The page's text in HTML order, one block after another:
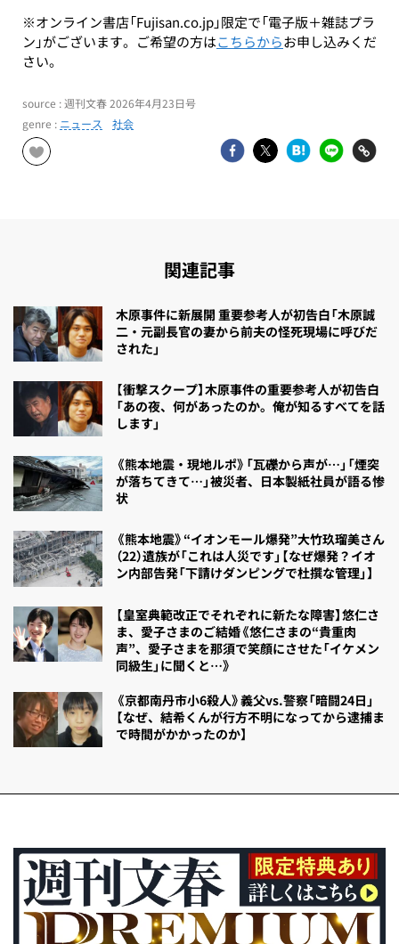
※オンライン書店「Fujisan.co.jp」限定で「電子版＋雑誌プラ
ン」がございます。ご希望の方はこちらからお申し込みくだ
さい。
source : 週刊文春 2026年4月23日号
genre : ニュース 社会
関連記事
木原事件に新展開 重要参考人が初告白「木原誠
二・元副長官の妻から前夫の怪死現場に呼びだ
された」
【衝撃スクープ】木原事件の重要参考人が初告白
「あの夜、何があったのか。俺が知るすべてを話
します」
《熊本地震・現地ルポ》「瓦礫から声が…」「煙突
が落ちてきて…」被災者、日本製紙社員が語る惨
状
《熊本地震》“イオンモール爆発”大竹玖瑠美さん
（22）遺族が「これは人災です」【なぜ爆発？イオ
ン内部告発「下請けダンピングで杜撰な管理」】
【皇室典範改正でそれぞれに新たな障害】悠仁さ
ま、愛子さまのご結婚《悠仁さまの“貴重肉
声”、愛子さまを那須で笑顔にさせた「イケメン
同級生」に聞くと…》
《京都南丹市小6殺人》義父vs.警察「暗闘24日」
【なぜ、結希くんが行方不明になってから逮捕ま
で時間がかかったのか】